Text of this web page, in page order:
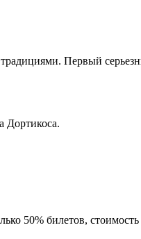
Первый
Дортикоса.
50% билетов,